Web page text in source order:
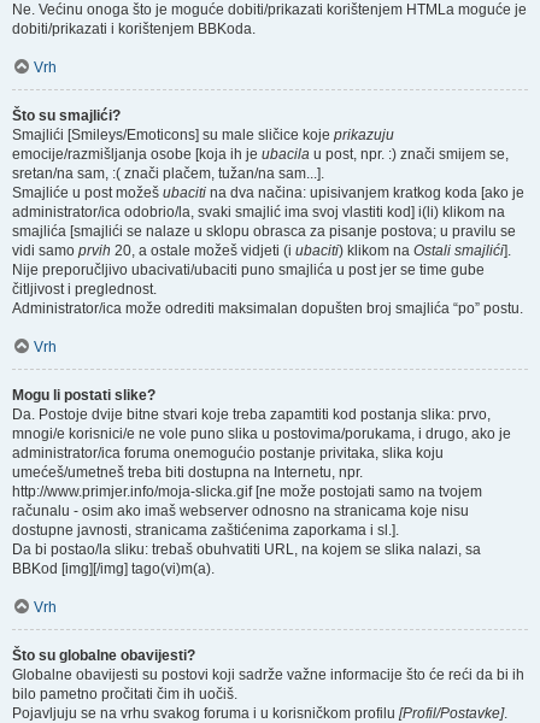
Ne. Većinu onoga što je moguće dobiti/prikazati korištenjem HTMLa moguće je
dobiti/prikazati i korištenjem BBKoda.
Vrh
Što su smajlići?
Smajlići [Smileys/Emoticons] su male sličice koje prikazuju
emocije/razmišljanja osobe [koja ih je ubacila u post, npr. :) znači smijem se,
sretan/na sam, :( znači plačem, tužan/na sam...].
Smajliće u post možeš ubaciti na dva načina: upisivanjem kratkog koda [ako je
administrator/ica odobrio/la, svaki smajlić ima svoj vlastiti kod] i(li) klikom na
smajlića [smajlići se nalaze u sklopu obrasca za pisanje postova; u pravilu se
vidi samo prvih 20, a ostale možeš vidjeti (i ubaciti) klikom na Ostali smajlići].
Nije preporučljivo ubacivati/ubaciti puno smajlića u post jer se time gube
čitljivost i preglednost.
Administrator/ica može odrediti maksimalan dopušten broj smajlića “po” postu.
Vrh
Mogu li postati slike?
Da. Postoje dvije bitne stvari koje treba zapamtiti kod postanja slika: prvo,
mnogi/e korisnici/e ne vole puno slika u postovima/porukama, i drugo, ako je
administrator/ica foruma onemogućio postanje privitaka, slika koju
umećeš/umetneš treba biti dostupna na Internetu, npr.
http://www.primjer.info/moja-slicka.gif [ne može postojati samo na tvojem
računalu - osim ako imaš webserver odnosno na stranicama koje nisu
dostupne javnosti, stranicama zaštićenima zaporkama i sl.].
Da bi postao/la sliku: trebaš obuhvatiti URL, na kojem se slika nalazi, sa
BBKod [img][/img] tago(vi)m(a).
Vrh
Što su globalne obavijesti?
Globalne obavijesti su postovi koji sadrže važne informacije što će reći da bi ih
bilo pametno pročitati čim ih uočiš.
Pojavljuju se na vrhu svakog foruma i u korisničkom profilu [Profil/Postavke].